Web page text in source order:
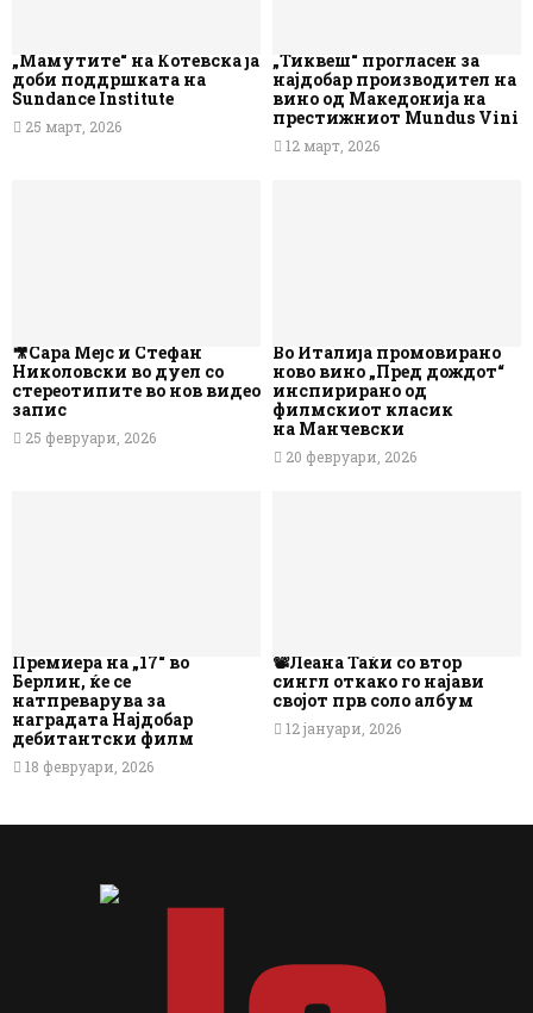
„Мамутите“ на Котевска ја
доби поддршката на
Sundance Institute
25 март, 2026
„Тиквеш“ прогласен за
најдобар производител на
вино од Македонија на
престижниот Mundus Vini
12 март, 2026
🎥Сара Мејс и Стефан
Николовски во дуел со
стереотипите во нов видео
запис
25 февруари, 2026
Во Италија промовирано
ново вино „Пред дождот“
инспирирано од
филмскиот класик
на Манчевски
20 февруари, 2026
Премиера на „17“ во
Берлин, ќе се
натпреварува за
наградата Најдобар
дебитантски филм
18 февруари, 2026
📽️Леана Таќи со втор
сингл откако го најави
својот прв соло албум
12 јануари, 2026